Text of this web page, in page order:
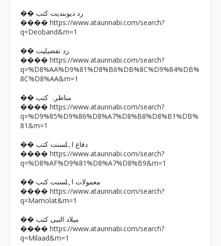
�� رد دیوبندیت کتب
���� https://www.ataunnabi.com/search?
q=Deoband&m=1
�� رد تفضیلیت
���� https://www.ataunnabi.com/search?
q=%D8%AA%D9%81%D8%B6%DB%8C%D9%84%DB%
8C%D8%AA&m=1
�� مناظرہ کتب
���� https://www.ataunnabi.com/search?
q=%D9%85%D9%86%D8%A7%D8%B8%D8%B1%DB%
81&m=1
�� دفاع اہلسنت کتب
���� https://www.ataunnabi.com/search?
q=%D8%AF%D9%81%D8%A7%D8%B9&m=1
�� معمولات اہلسنت کتب
���� https://www.ataunnabi.com/search?
q=Mamolat&m=1
�� میلاد النبی کتب
���� https://www.ataunnabi.com/search?
q=Milaad&m=1